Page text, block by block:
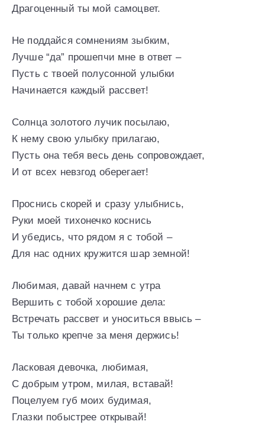
Драгоценный ты мой самоцвет.
Не поддайся сомнениям зыбким,
Лучше “да” прошепчи мне в ответ –
Пусть с твоей полусонной улыбки
Начинается каждый рассвет!
Солнца золотого лучик посылаю,
К нему свою улыбку прилагаю,
Пусть она тебя весь день сопровождает,
И от всех невзгод оберегает!
Проснись скорей и сразу улыбнись,
Руки моей тихонечко коснись
И убедись, что рядом я с тобой –
Для нас одних кружится шар земной!
Любимая, давай начнем с утра
Вершить с тобой хорошие дела:
Встречать рассвет и уноситься ввысь –
Ты только крепче за меня держись!
Ласковая девочка, любимая,
С добрым утром, милая, вставай!
Поцелуем губ моих будимая,
Глазки побыстрее открывай!